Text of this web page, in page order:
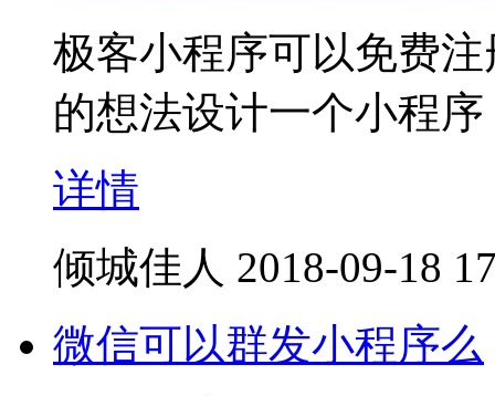
极客小程序可以免费
的想法设计一个小程序
详情
倾城佳人 2018-09-18
微信可以群发小程序么